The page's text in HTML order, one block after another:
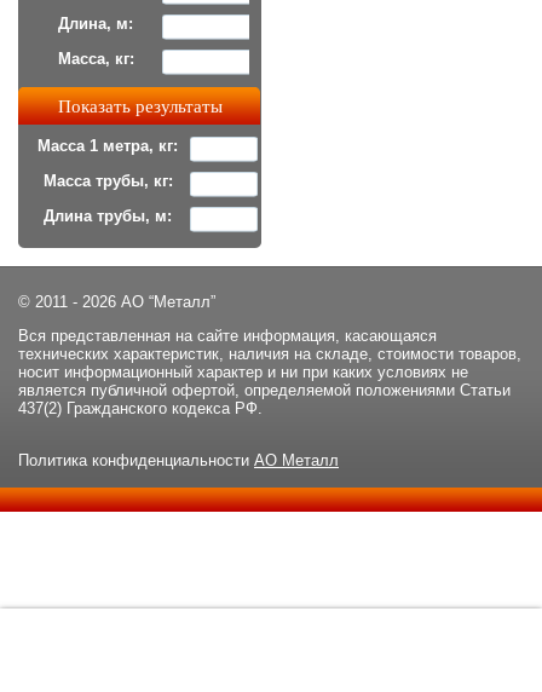
Длина, м:
Масса, кг:
Масса 1 метра, кг:
Масса трубы, кг:
Длина трубы, м:
© 2011 - 2026 АО “Металл”
Вся представленная на сайте информация, касающаяся
технических характеристик, наличия на складе, стоимости товаров,
носит информационный характер и ни при каких условиях не
является публичной офертой, определяемой положениями Статьи
437(2) Гражданского кодекса РФ.
Политика конфиденциальности АО Металл